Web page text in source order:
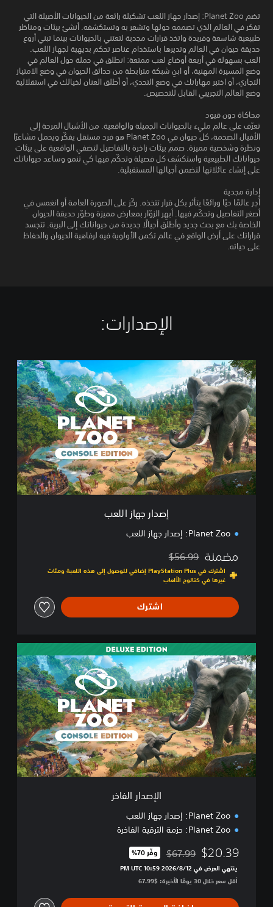
تضم Planet Zoo: إصدار جهاز اللعب تشكيلة رائعة من الحيوانات الأصيلة التي
تفكر في العالم الذي تصممه حولها وتشعر به وتستكشفه. أنشئ بيئات ومناظر
طبيعية شاسعة وفريدة واتخذ قرارات مجدية لتعتني بالحيوانات بينما تبني أروع
حديقة حيوان في العالم وتديرها باستخدام عناصر تحكم بديهية لجهاز اللعب.
العب بسهولة في أربعة أوضاع لعب ممتعة: انطلق في حملة حول العالم في
وضع المسيرة المهنية، أو ابنِ شبكة مترابطة من حدائق الحيوان في وضع الامتياز
التجاري، أو اختبر مهاراتك في وضع التحدي، أو أطلق العنان لخيالك في استقلالية
وضع العالم التجريبي القابل للتخصيص.
محاكاة دون قيود
تعرّف على عالم مليء بالحيوانات الجميلة والواقعية. من الأشبال المرحة إلى
الأفيال الضخمة، كل حيوان في Planet Zoo هو فرد مستقل يفكّر ويحمل مشاعرًا
ونظرة وشخصية مميزة. صمم بيئات زاخرة بالتفاصيل لتضفي الواقعية على بيئات
حيواناتك الطبيعية واستكشف كل فصيلة وتحكّم فيها كي تنمو وساعد حيواناتك
على إنشاء عائلاتها لتضمن أجيالها المستقبلية.
إدارة مجدية
أدِر عالمًا حيًا ورائعًا يتأثر بكل قرار تتخذه. ركّز على الصورة العامة أو انغمس في
أصغر التفاصيل وتحكّم فيها. أبهِر الزوّار بمعارض مميزة وطوّر حديقة الحيوان
الخاصة بك مع بحث جديد وأطلق أجيالًا جديدة من حيواناتك إلى البرية. تتجسد
قراراتك على أرض الواقع في عالم تكمن الأولوية فيه لرفاهية الحيوان والحفاظ
على حياته.
الإصدارات:‏
إ
ص
د
ر
ج
ه
ا
ز
ا
ل
إصدار جهاز اللعب
Planet Zoo: إصدار جهاز اللعب
مضمنة مخصوم من السعر الأصلي البالغ $56.99‏
$56.99
اشترك في PlayStation Plus إضافي للوصول إلى هذه اللعبة ومئات
غيرها في كتالوج الألعاب
اشترك
ل
إ
ص
د
ا
ر
ا
ل
ف
ا
خ
الإصدار الفاخر
Planet Zoo: إصدار جهاز اللعب
Planet Zoo: حزمة الترقية الفاخرة
$20.39 مخصوم من السعر الأصلي البالغ $67.99‏
$67.99 وفّر 70%‏
ينتهي العرض في 12‏/8‏/2026 10:59 PM UTC‏
أقل سعر خلال 30 يومًا الأخيرة: $67.99‏